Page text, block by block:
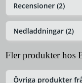
Recensioner (2)
Nedladdningar (2)
Fler produkter hos
Övriga produkter